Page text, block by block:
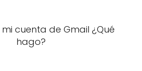
cuenta de Gmail ¿Qué
hago?